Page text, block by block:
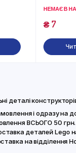
НЕМАЄ В
₴7
деталі
і одразу на
ВСЬОГО 50
деталей Lego
на відділення